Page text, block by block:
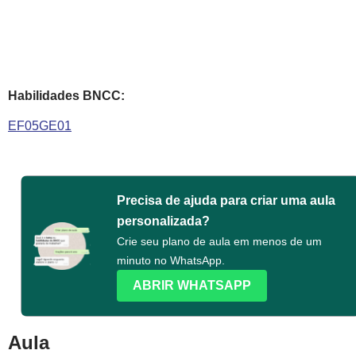
Habilidades BNCC:
EF05GE01
Precisa de ajuda para criar uma aula
personalizada?
Crie seu plano de aula em menos de um
minuto no WhatsApp.
ABRIR WHATSAPP
Aula